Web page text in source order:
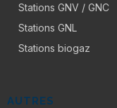
Stations GNV / GNC
Stations GNL
Stations biogaz
AUTRES